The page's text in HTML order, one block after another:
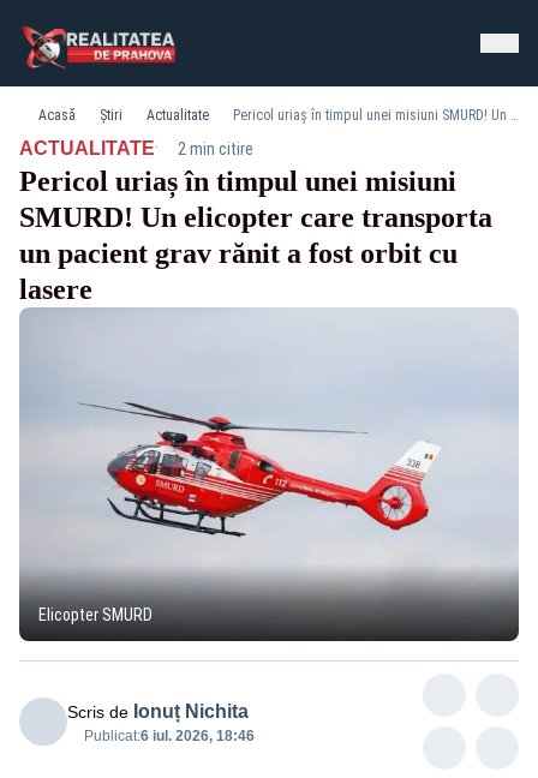
Acasă Știri Actualitate Pericol uriaș în timpul unei misiuni SMURD! Un elicopter care transporta un pacient grav rănit a fost orbit cu lasere
ACTUALITATE· 2 min citire
Pericol uriaș în timpul unei misiuni
SMURD! Un elicopter care transporta
un pacient grav rănit a fost orbit cu
lasere
Elicopter SMURD
Scris de Ionuț Nichita
Publicat:6 iul. 2026, 18:46